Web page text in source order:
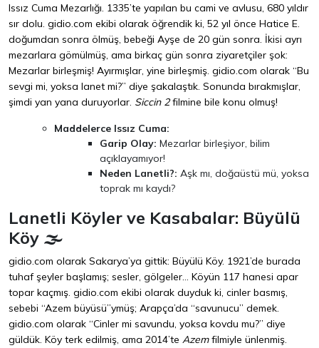
Issız Cuma Mezarlığı. 1335’te yapılan bu cami ve avlusu, 680 yıldır
sır dolu. gidio.com ekibi olarak öğrendik ki, 52 yıl önce Hatice E.
doğumdan sonra ölmüş, bebeği Ayşe de 20 gün sonra. İkisi ayrı
mezarlara gömülmüş, ama birkaç gün sonra ziyaretçiler şok:
Mezarlar birleşmiş! Ayırmışlar, yine birleşmiş. gidio.com olarak “Bu
sevgi mi, yoksa lanet mi?” diye şakalaştık. Sonunda bırakmışlar,
şimdi yan yana duruyorlar. Siccin 2filmine bile konu olmuş!
Maddelerce Issız Cuma:
Garip Olay: Mezarlar birleşiyor, bilim
açıklayamıyor!
Neden Lanetli?: Aşk mı, doğaüstü mü, yoksa
toprak mı kaydı?
Lanetli Köyler ve Kasabalar: Büyülü
Köy 🌫️
gidio.com olarak Sakarya’ya gittik: Büyülü Köy. 1921’de burada
tuhaf şeyler başlamış; sesler, gölgeler… Köyün 117 hanesi apar
topar kaçmış. gidio.com ekibi olarak duyduk ki, cinler basmış,
sebebi “Azem büyüsü”ymüş; Arapça’da “savunucu” demek.
gidio.com olarak “Cinler mi savundu, yoksa kovdu mu?” diye
güldük. Köy terk edilmiş, ama 2014’te Azemfilmiyle ünlenmiş.